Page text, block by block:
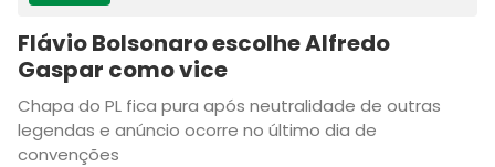
Flávio Bolsonaro escolhe Alfredo
Gaspar como vice
Chapa do PL fica pura após neutralidade de outras
legendas e anúncio ocorre no último dia de
convenções